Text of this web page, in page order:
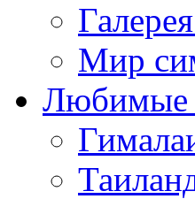
Мир
Любимые